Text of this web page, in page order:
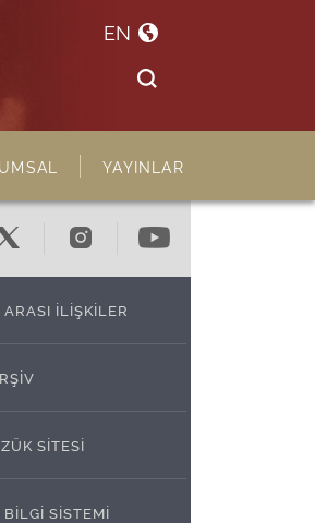
EN
YAYINLAR
İLİŞKİLER
SİTESİ
SİSTEMİ